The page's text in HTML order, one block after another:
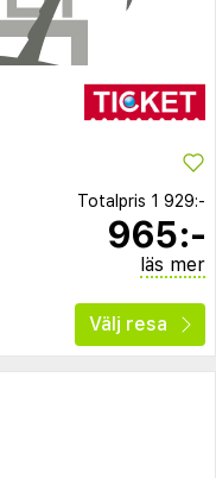
Totalpris 1 929:-
965:-
läs mer
Välj resa